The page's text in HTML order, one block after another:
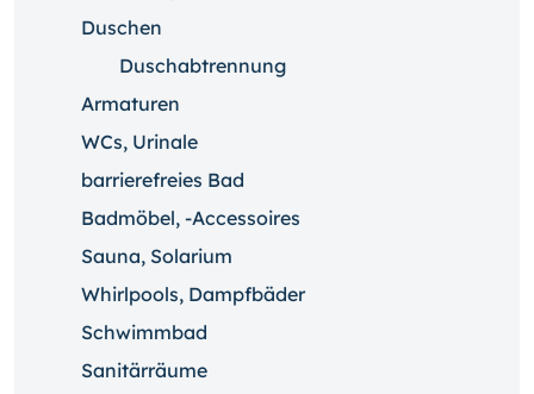
Duschen
Duschabtrennung
Armaturen
WCs, Urinale
barrierefreies Bad
Badmöbel, -Accessoires
Sauna, Solarium
Whirlpools, Dampfbäder
Schwimmbad
Sanitärräume